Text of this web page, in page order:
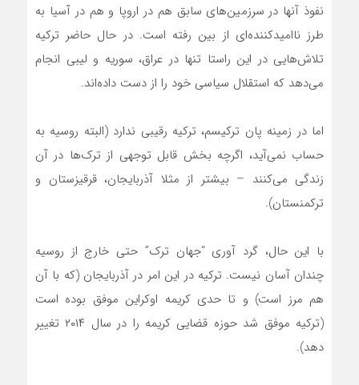
نفوذ آنها در سرزمین‌های سابق هم در اروپا و هم در آسیا به
طرز ناامیدکننده‌ای از بین رفته است. در حال حاضر ترکیه
تلاش‌هایی در این راستا تنها در عراق، سوریه و لیبی انجام
می‌دهد که استقلال سیاسی خود را از دست داده‌اند.
اما در زمینه پان ترکیسم، ترکیه رقیبی ندارد (البته روسیه به
حساب نمی‌آید، اگرچه بخش قابل توجهی از ترک‌ها در آن
زندگی می‌کنند – بیشتر از مثلا آذربایجان، قرقیزستان و
ترکمنستان).
با این حال، گرد آوری “جهان ترک” حتی خارج از روسیه
چندان آسان نیست. ترکیه در این امر در آذربایجان (که با آن
هم مرز است) و تا حدی کریمه اوکراین موفق بوده است
(ترکیه موفق شد حوزه قضایی کریمه را در سال ۲۰۱۴ تغییر
دهد).